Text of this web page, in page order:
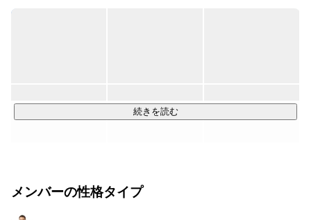
また、事業を営むうえで大切にしているのが、地域の皆さま
▍事業内容
続きを読む
メンバーの性格タイプ